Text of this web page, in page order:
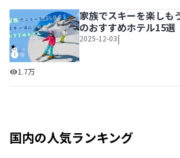
家族でスキーを楽しもう！スキー場近
1.7万
家族でスキーを楽しも
のおすすめホテル15選
2025-12-03|
国内の人気ランキング